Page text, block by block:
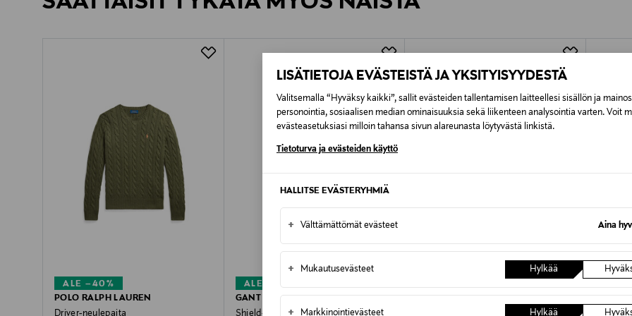
LISÄTIETOJA EVÄSTEISTÄ JA YKSITYISYYDESTÄ
Valitsemalla “Hyväksy kaikki”, sallit evästeiden tallentamisen laitteellesi sisällön ja
personointia, sosiaalisen median ominaisuuksia sekä liikenteen analysointia varten. Voit
evästeasetuksiasi milloin tahansa sivun alareunasta löytyvästä linkistä.
Tietoturva ja evästeiden käyttö
HALLITSE EVÄSTERYHMIÄ
+ Välttämättömät evästeet Aina
+ Mukautusevästeet Hylkää
+ Markkinointievästeet Hylkää
Kotiinkuljetus
Pikatoimitus Wolt Alk. 6,90 €, kun toimitus on
LUE TARKEMMAT PALAUTUSOHJEET
ALE –40%
POLO RALPH LAUREN
ALE –60%
GANT
POLO RALPH LAUREN
POLO